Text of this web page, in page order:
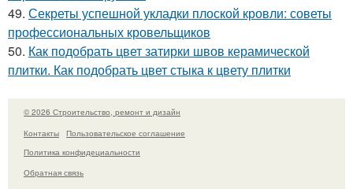
49. Секреты успешной укладки плоской кровли: советы
профессиональных кровельщиков
50. Как подобрать цвет затирки швов керамической
плитки. Как подобрать цвет стыка к цвету плитки
© 2026 Строительство, ремонт и дизайн
Контакты
Пользовательское соглашение
Политика конфидециальности
Обратная связь